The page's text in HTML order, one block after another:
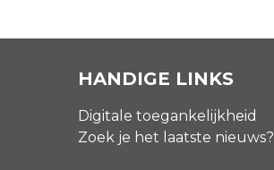
HANDIGE LINKS
Digitale toegankelijkheid
Zoek je het laatste nieuws?